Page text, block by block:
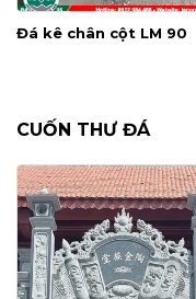
Đá kê chân cột LM 90
CUỐN THƯ ĐÁ